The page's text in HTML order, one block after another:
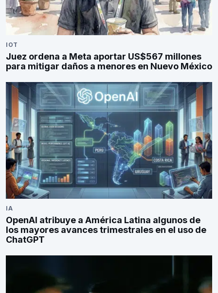
IOT
Juez ordena a Meta aportar US$567 millones
para mitigar daños a menores en Nuevo México
IA
OpenAI atribuye a América Latina algunos de
los mayores avances trimestrales en el uso de
ChatGPT